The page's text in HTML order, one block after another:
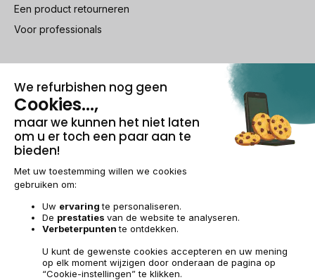
Een product retourneren
Voor professionals
100% beveiligde betaling
Wettelijke vermeldingen & AGBeheer van cookies
Algemene verkoopvoorwaarden
Toegankelijkheid
© 2009-2026 RECOMMERCE - Alle rechten voorbehouden.